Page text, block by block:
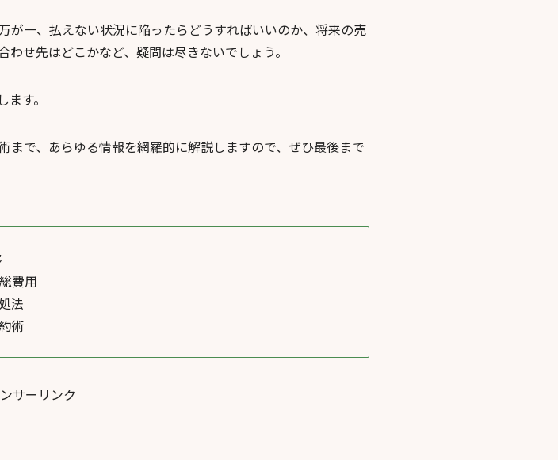
が一、払えない状況に陥ったらどうすればいいのか、将来の売
せ先はどこかなど、疑問は尽きないでしょう。
す。
で、あらゆる情報を網羅的に解説しますので、ぜひ最後まで
費用
法
術
サーリンク